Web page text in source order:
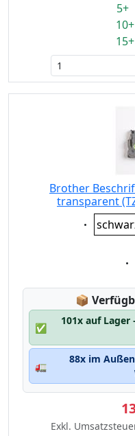
5+
Brother
transparent
📦
✅
101x auf Lager
🚛
88x im
Exkl.